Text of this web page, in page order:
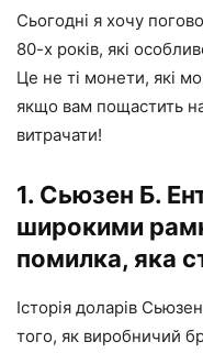
Сьогодні я хочу
80-х років, які
Це не ті монети, які
якщо вам пощастить
витрачати!
1. Сьюзен Б.
широкими
помилка, яка
Історія доларів
того, як виробничий